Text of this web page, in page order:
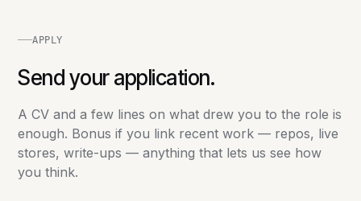
APPLY
Send your application.
A CV and a few lines on what drew you to the role is
enough. Bonus if you link recent work — repos, live
stores, write-ups — anything that lets us see how
you think.